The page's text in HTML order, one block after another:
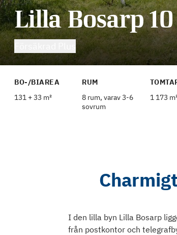
Lilla Bosarp 10
BO-/BIAREA
131 + 33 m²
RUM
8 rum, varav 3-6
sovrum
1 173
I den lilla byn Lilla Bosarp
från postkontor och